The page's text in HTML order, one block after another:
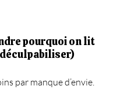
pourquoi on lit
par manque d’envie.